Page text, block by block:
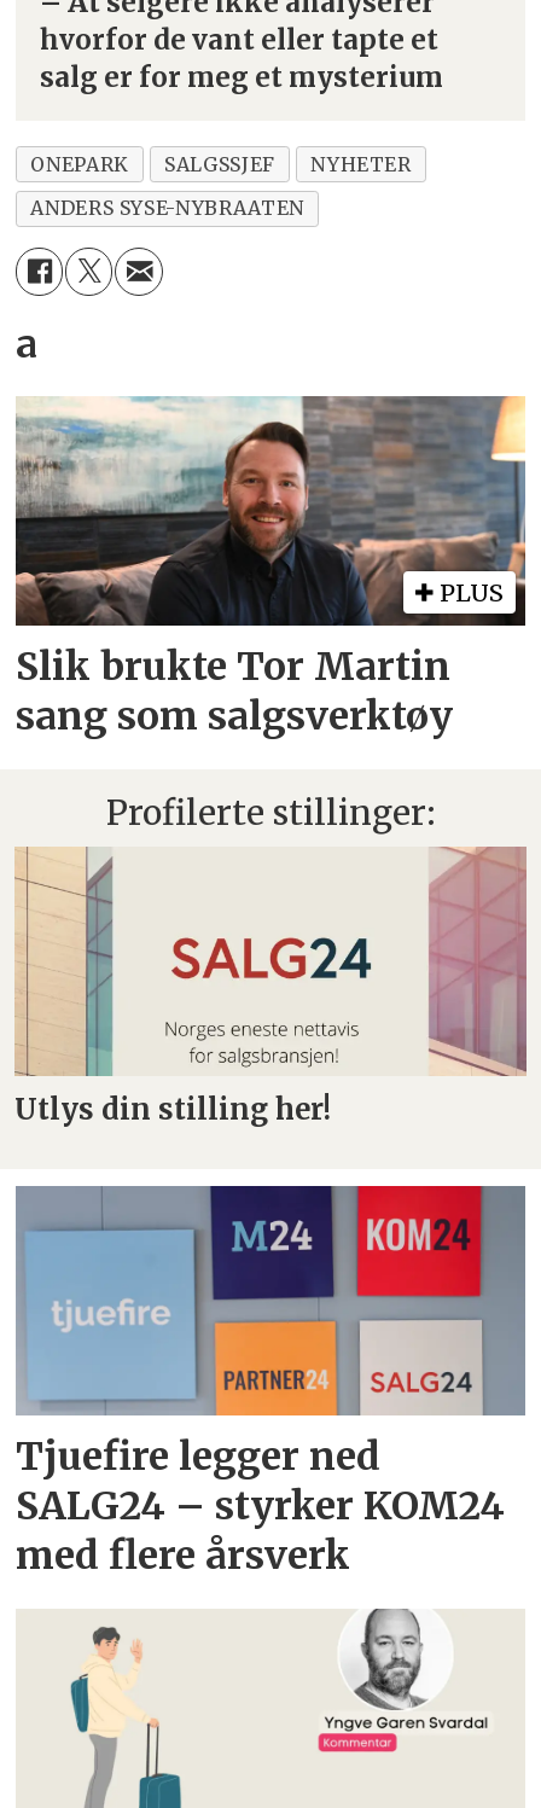
hvorfor de vant eller tapte et
salg er for meg et mysterium
ONEPARK SALGSSJEF
NYHETER
ANDERS SYSE-NYBRAATEN
a
PLUS
Slik brukte Tor Martin
sang som salgsverktøy
Profilerte stillinger:
Utlys din stilling her!
Tjuefire legger ned
SALG24 – styrker KOM24
med flere årsverk